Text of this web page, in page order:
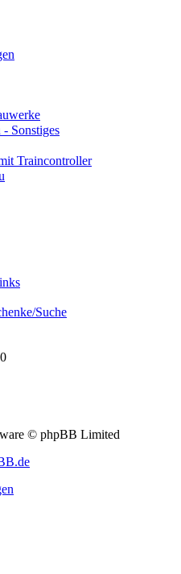
Sonstiges
Traincontroller
Suche
© phpBB Limited